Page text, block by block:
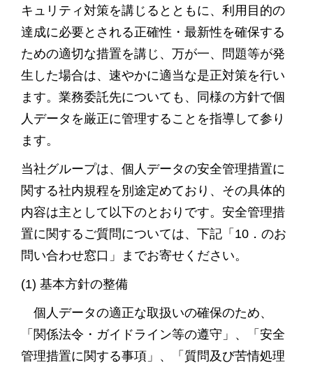
キュリティ対策を講じるとともに、利用目的の
達成に必要とされる正確性・最新性を確保する
ための適切な措置を講じ、万が一、問題等が発
生した場合は、速やかに適当な是正対策を行い
ます。業務委託先についても、同様の方針で個
人データを厳正に管理することを指導して参り
ます。
当社グループは、個人データの安全管理措置に
関する社内規程を別途定めており、その具体的
内容は主として以下のとおりです。安全管理措
置に関するご質問については、下記「10．のお
問い合わせ窓口」までお寄せください。
(1) 基本方針の整備
個人データの適正な取扱いの確保のため、
「関係法令・ガイドライン等の遵守」、「安全
管理措置に関する事項」、「質問及び苦情処理